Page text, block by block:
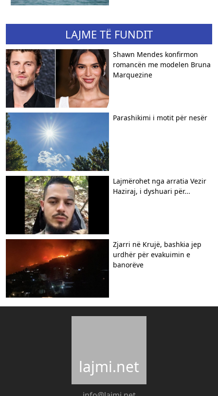
LAJME TË FUNDIT
Shawn Mendes konfirmon
romancën me modelen Bruna
Marquezine
Parashikimi i motit për nesër
Lajmërohet nga arratia Vezir
Haziraj, i dyshuari për...
Zjarri në Krujë, bashkia jep
urdhër për evakuimin e
banorëve
lajmi.net